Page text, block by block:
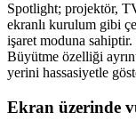
Spotlight; projektör,
ekranlı kurulum gibi
işaret moduna sahiptir.
Büyütme özelliği
yerini hassasiyetle
Ekran üzerinde